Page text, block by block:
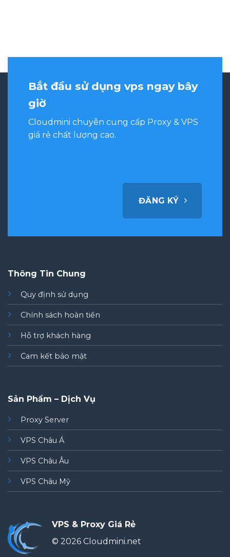
Bắt đầu sử dụng vps ngay bây
giờ
Cloudmini chuyên cung cấp Proxy & VPS
giá rẻ chất lượng cao.
ĐĂNG KÝ
Thông Tin Chung
Quy định sử dụng
Chính sách hoàn tiền
Hỗ trợ khách hàng
Cam kết bảo mật
Sản Phẩm – Dịch Vụ
Proxy Server
VPS Châu Á
VPS Châu Âu
VPS Châu Mỹ
VPS & Proxy Giá Rẻ
© 2026 Cloudmini.net